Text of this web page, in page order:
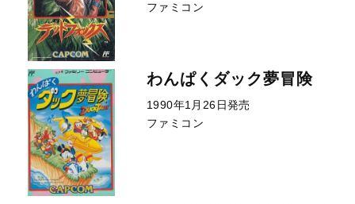
ファミコン
わんぱくダック夢冒険
1990年1月26日発売
ファミコン